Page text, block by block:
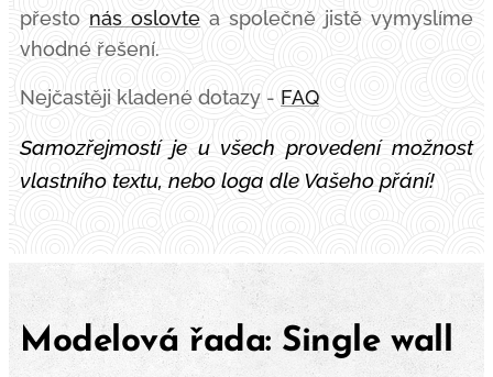
přesto nás oslovte a společně jistě vymyslíme
vhodné řešení.
Nejčastěji kladené dotazy - FAQ
Samozřejmostí je u všech provedení možnost
vlastního textu, nebo loga dle Vašeho přání!
Modelová řada: Single wall